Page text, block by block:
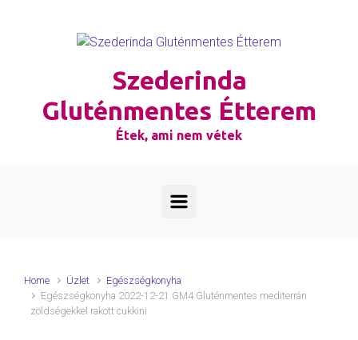
Szederinda
Gluténmentes Étterem
Étek, ami nem vétek
Home Üzlet
Egészségkonyha
Egészségkonyha 2022-12-21 GM4 Gluténmentes mediterrán
zöldségekkel rakott cukkini